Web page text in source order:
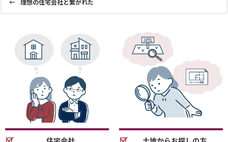
← 理想の住宅会社と繋がれた